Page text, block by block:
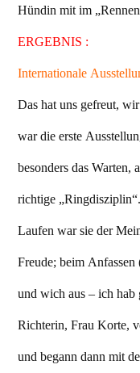
Hündin mit im
ERGEBNIS :
Internationale
Das hat uns gefreut,
war die erste
besonders das Warten,
richtige
Laufen war sie der
Freude; beim
und wich aus – ich
Richterin, Frau Korte,
und begann dann mit